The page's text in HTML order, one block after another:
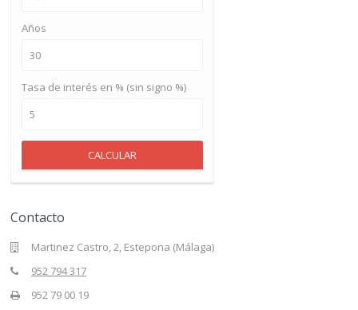
Años
Tasa de interés en % (sin signo %)
CALCULAR
Contacto
Martinez Castro, 2, Estepona (Málaga)
952 794 317
952 79 00 19